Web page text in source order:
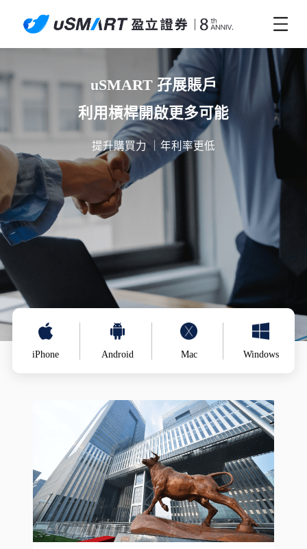
uSMART 孖展賬戶
利用槓桿開啟更多可能
提升購買力 ｜年利率更低
iPhone Android Mac Windows